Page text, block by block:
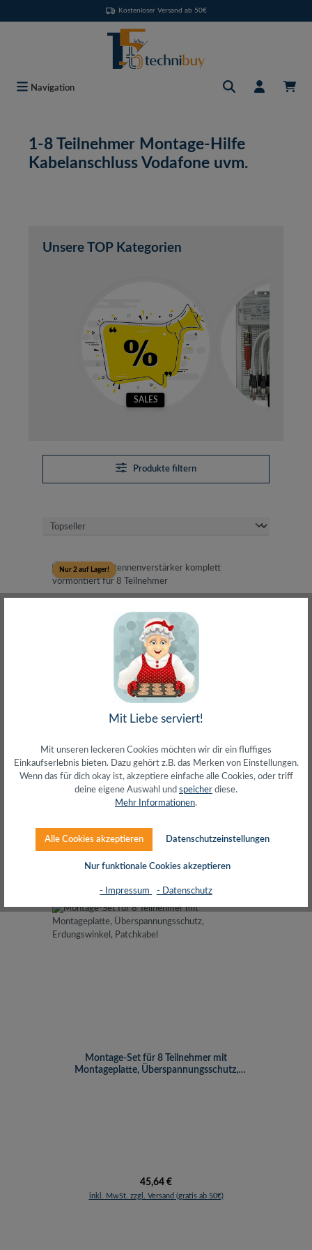
Kostenloser Versand ab 50€
Navigation
1-8 Teilnehmer Montage-Hilfe
Kabelanschluss Vodafone uvm.
Unsere TOP Kategorien
SALES
Produkte filtern
Nur 2 auf Lager!
Kabel-TV Antennenverstärker komplett
Regulärer Preis:
126,69 €
Montage-Set für 8 Teilnehmer mit
Montageplatte, Überspannungsschutz,
Regulärer Preis:
45,64 €
inkl. MwSt. zzgl. Versand (gratis ab 50€)
Mit Liebe serviert!
Mit unseren leckeren Cookies möchten wir dir ein fluffiges
Einkaufserlebnis bieten. Dazu gehört z.B. das Merken von Einstellungen.
Wenn das für dich okay ist, akzeptiere einfache alle Cookies, oder triff
deine eigene Auswahl und speicher diese.
Mehr Informationen.
Alle Cookies akzeptieren Datenschutzeinstellungen
Nur funktionale Cookies akzeptieren
- Impressum - Datenschutz